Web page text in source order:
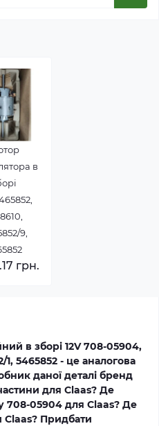
в зборі 12V 708-05904,
1, 5465852 - це аналогова
даної деталі бренд
для Claas? Де
708-05904 для Claas? Де
Claas? Придбати
в
9,
грн.